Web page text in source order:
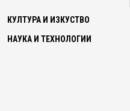
КУЛТУРА И ИЗКУСТВО
НАУКА И ТЕХНОЛОГИИ